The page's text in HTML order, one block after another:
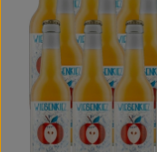
Obst & Gemüse
Kühltheke
Bäckerei
Vorratskammer